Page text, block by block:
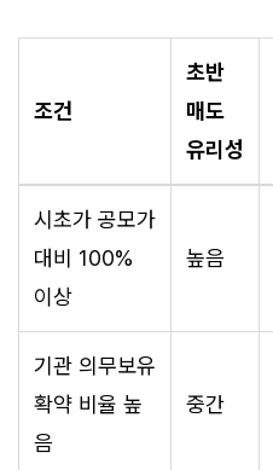
조건
초반
매도
유리성
시초가 공모가
대비 100%
이상
높음
기관 의무보유
확약 비율 높
음
중간